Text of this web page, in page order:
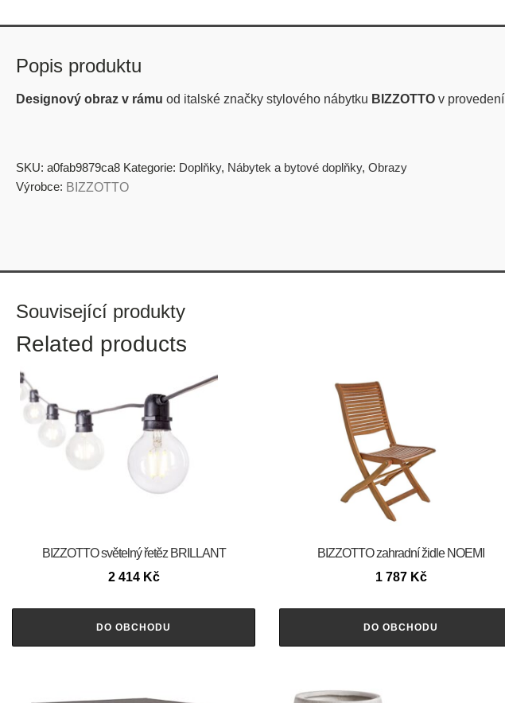
Popis produktu
Designový obraz v rámu od italské značky stylového nábytku BIZZOTTO v provedení
SKU: a0fab9879ca8 Kategorie: Doplňky, Nábytek a bytové doplňky, Obrazy
Výrobce: BIZZOTTO
Související produkty
Related products
BIZZOTTO světelný řetěz BRILLANT
2 414 Kč
DO OBCHODU
BIZZOTTO zahradní židle NOEMI
1 787 Kč
DO OBCHODU